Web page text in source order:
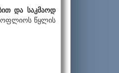
და საკმაოდ
წყლის